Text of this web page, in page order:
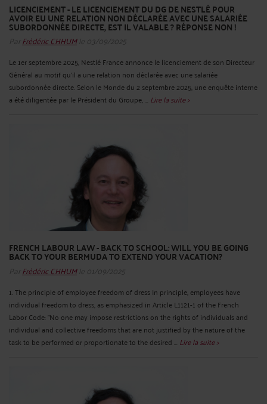
LICENCIEMENT - LE LICENCIEMENT DU DG DE NESTLÉ POUR
AVOIR EU UNE RELATION NON DÉCLARÉE AVEC UNE SALARIÉE
SUBORDONNÉE DIRECTE, EST IL VALABLE ? RÉPONSE NON !
Par Frédéric CHHUMle 03/09/2025
Le 1er septembre 2025, Nestlé France annonce le licenciement de son Directeur
Général au motif qu’il a une relation non déclarée avec une salariée
subordonnée directe. Selon le Monde du 2 septembre 2025, une enquête interne
a été diligentée par le Président du Groupe, ... Lire la suite >
FRENCH LABOUR LAW - BACK TO SCHOOL: WILL YOU BE GOING
BACK TO YOUR BERMUDA TO EXTEND YOUR VACATION?
Par Frédéric CHHUMle 01/09/2025
1. The principle of employee freedom of dress In principle, employees have
individual freedom to dress, as emphasized in Article L1121-1 of the French
Labor Code: "No one may impose restrictions on the rights of individuals and
individual and collective freedoms that are not justified by the nature of the
task to be performed or proportionate to the desired ... Lire la suite >